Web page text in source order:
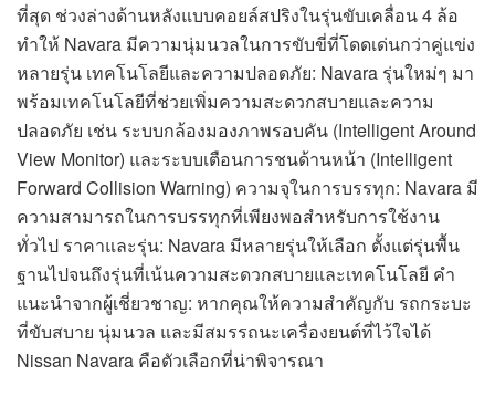
ที่สุด ช่วงล่างด้านหลังแบบคอยล์สปริงในรุ่นขับเคลื่อน 4 ล้อ
ทำให้ Navara มีความนุ่มนวลในการขับขี่ที่โดดเด่นกว่าคู่แข่ง
หลายรุ่น เทคโนโลยีและความปลอดภัย: Navara รุ่นใหม่ๆ มา
พร้อมเทคโนโลยีที่ช่วยเพิ่มความสะดวกสบายและความ
ปลอดภัย เช่น ระบบกล้องมองภาพรอบคัน (Intelligent Around
View Monitor) และระบบเตือนการชนด้านหน้า (Intelligent
Forward Collision Warning) ความจุในการบรรทุก: Navara มี
ความสามารถในการบรรทุกที่เพียงพอสำหรับการใช้งาน
ทั่วไป ราคาและรุ่น: Navara มีหลายรุ่นให้เลือก ตั้งแต่รุ่นพื้น
ฐานไปจนถึงรุ่นที่เน้นความสะดวกสบายและเทคโนโลยี คำ
แนะนำจากผู้เชี่ยวชาญ: หากคุณให้ความสำคัญกับ รถกระบะ
ที่ขับสบาย นุ่มนวล และมีสมรรถนะเครื่องยนต์ที่ไว้ใจได้
Nissan Navara คือตัวเลือกที่น่าพิจารณา